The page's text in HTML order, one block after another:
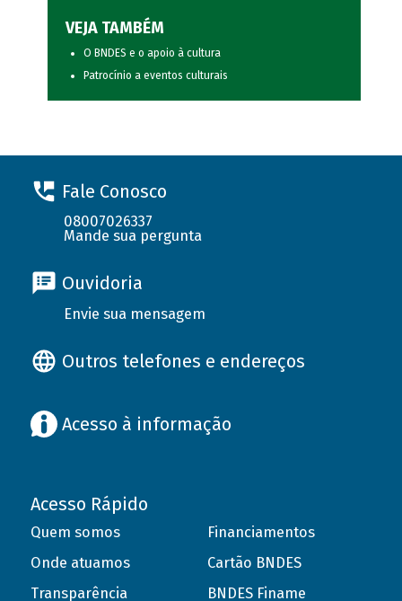
VEJA TAMBÉM
O BNDES e o apoio à cultura
Patrocínio a eventos culturais
Fale Conosco
08007026337
Mande sua pergunta
Ouvidoria
Envie sua mensagem
Outros telefones e endereços
Acesso à informação
Acesso Rápido
Quem somos
Onde atuamos
Transparência
Financiamentos
Cartão BNDES
BNDES Finame